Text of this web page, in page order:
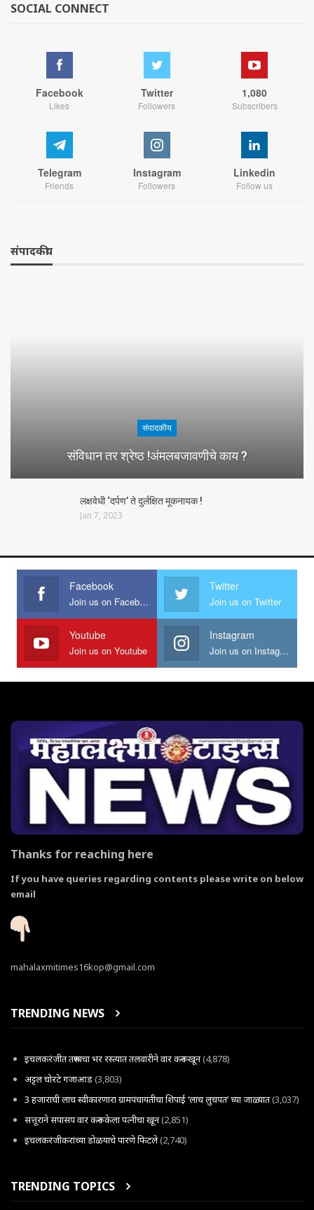
SOCIAL CONNECT
Facebook
Likes
Twitter
Followers
1,080
Subscribers
Telegram
Friends
Instagram
Followers
Linkedin
Follow us
संपादकीय
संपादकीय
संविधान तर श्रेष्ठ !अंमलबजावणीचे काय ?
लक्षवेधी ‘दर्पण’ ते दुर्लक्षित मूकनायक !
Jan 7, 2023
Facebook
Join us on Facebook
Twitter
Join us on Twitter
Youtube
Join us on Youtube
Instagram
Join us on Instagram
Thanks for reaching here
If you have queries regarding contents please write on below
email
mahalaxmitimes16kop@gmail.com
TRENDING NEWS
इचलकरंजीत तरूणाचा भर रस्त्यात तलवारीने वार करून खून(4,878)
अट्टल चोरटे गजाआड(3,803)
3 हजाराची लाच स्वीकारणारा ग्रामपंचायतीचा शिपाई ‘लाच लुचपत’ च्या जाळ्यात(3,037)
सत्तूराने सपासप वार करून केला पत्नीचा खून(2,851)
इचलकरंजीकरांच्या डोळयाचे पारणे फिटले(2,740)
TRENDING TOPICS